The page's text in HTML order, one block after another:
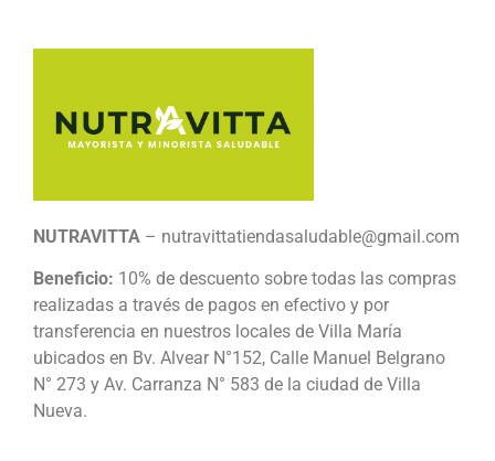
NUTRAVITTA – nutravittatiendasaludable@gmail.com
Beneficio: 10% de descuento sobre todas las compras
realizadas a través de pagos en efectivo y por
transferencia en nuestros locales de Villa María
ubicados en Bv. Alvear N°152, Calle Manuel Belgrano
N° 273 y Av. Carranza N° 583 de la ciudad de Villa
Nueva.